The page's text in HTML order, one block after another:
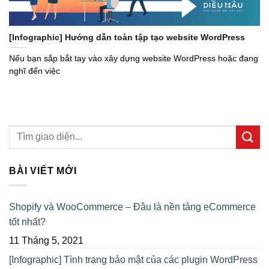
[Infographic] Hướng dẫn toàn tập tạo website WordPress
Nếu bạn sắp bắt tay vào xây dựng website WordPress hoặc đang
nghĩ đến việc
BÀI VIẾT MỚI
Shopify và WooCommerce – Đâu là nền tảng eCommerce
tốt nhất?
11 Tháng 5, 2021
[Infographic] Tình trạng bảo mật của các plugin WordPress